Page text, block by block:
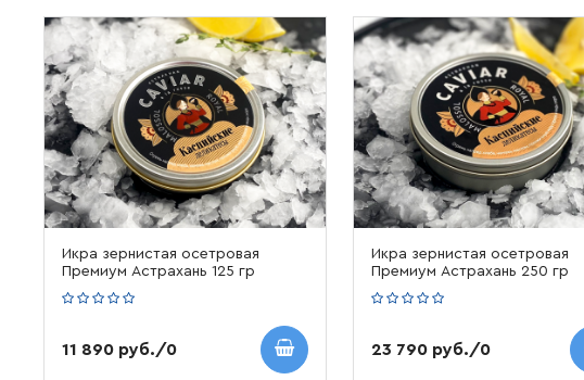
Икра зернистая осетровая
Премиум Астрахань 125 гр
11 890 руб./0
Икра зернистая осетровая
Премиум Астрахань 250 гр
23 790 руб./0